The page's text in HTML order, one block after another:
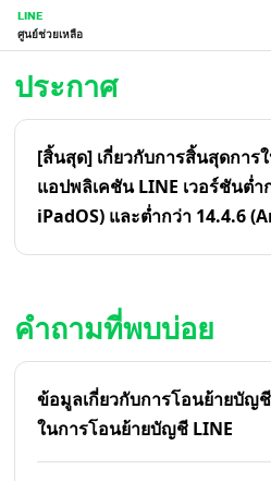
LINE
ศูนย์ช่วยเหลือ
ประกาศ
[สิ้นสุด] เกี่ยวกับการสิ้นสุดการ
แอปพลิเคชัน LINE เวอร์ชันต่ำ
iPadOS) และต่ำกว่า 14.4.6
คำถามที่พบบ่อย
ข้อมูลเกี่ยวกับการโอนย้ายบัญ
ในการโอนย้ายบัญชี LINE